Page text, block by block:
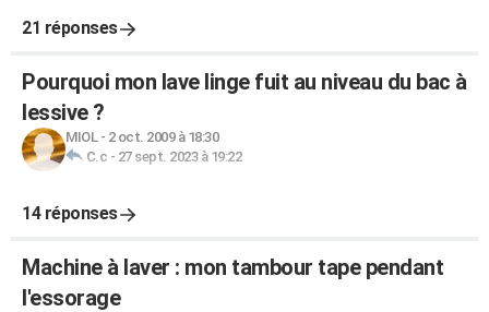
21 réponses
Pourquoi mon lave linge fuit au niveau du bac à
lessive ?
MIOL- 2 oct. 2009 à 18:30
C.c - 27 sept. 2023 à 19:22
14 réponses
Machine à laver : mon tambour tape pendant
l'essorage